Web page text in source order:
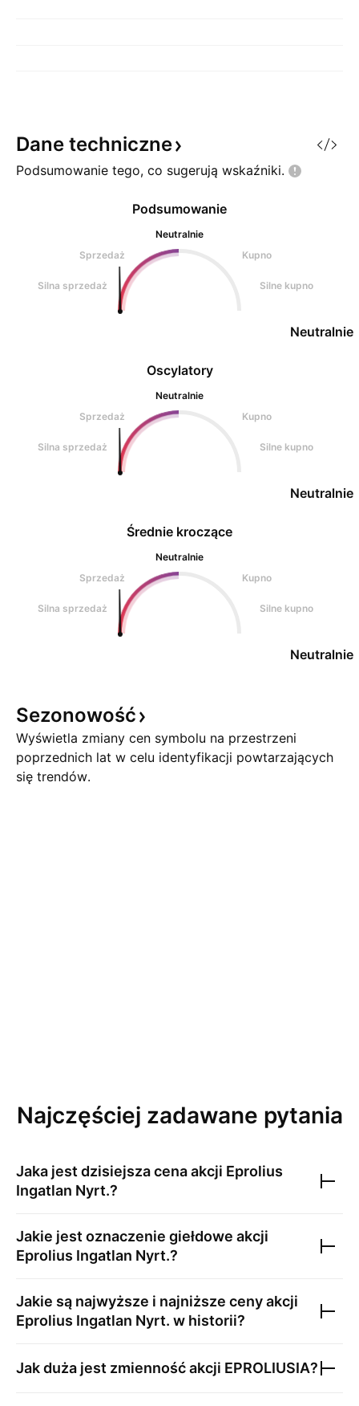
Dane techniczne
Podsumowanie tego, co sugerują wskaźniki.
Oscylatory
Neutralnie
Sprzedaż
Kupno
Silna sprzedaż Silne kupno
Neutralnie
Podsumowanie
Neutralnie
Sprzedaż
Kupno
Silna sprzedaż Silne kupno
Neutralnie
Średnie kroczące
Neutralnie
Sprzedaż
Kupno
Silna sprzedaż Silne kupno
Neutralnie
Sezonowość
Wyświetla zmiany cen symbolu na przestrzeni
poprzednich lat w celu identyfikacji powtarzających
się trendów.
Najczęściej zadawane pytania
Jaka jest dzisiejsza cena akcji Eprolius
Ingatlan Nyrt.?
Jakie jest oznaczenie giełdowe akcji
Eprolius Ingatlan Nyrt.?
Jakie są najwyższe i najniższe ceny akcji
Eprolius Ingatlan Nyrt. w historii?
Jak duża jest zmienność akcji EPROLIUSIA?